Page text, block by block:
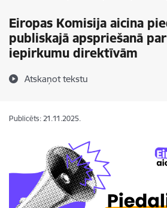
Eiropas Komisija aicina
publiskajā apspriešanā
iepirkumu direktīvām
Atskaņot tekstu
Publicēts: 21.11.2025.